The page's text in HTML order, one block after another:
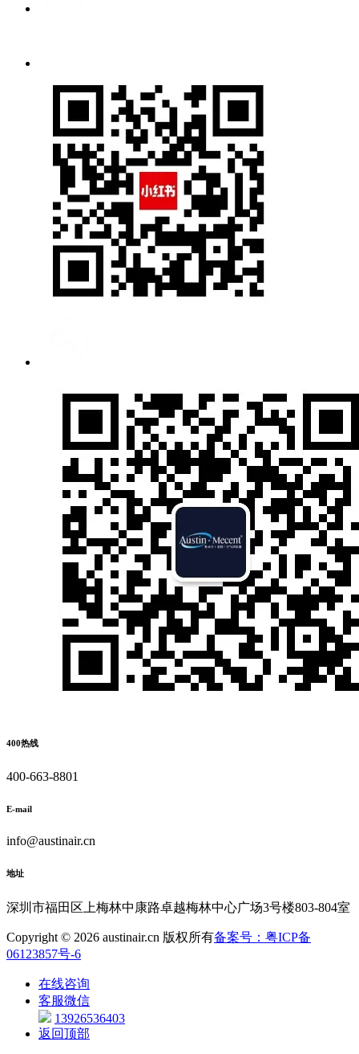
400热线
400-663-8801
E-mail
info@austinair.cn
地址
深圳市福田区上梅林中康路卓越梅林中心广场3号楼803-804室
Copyright © 2026 austinair.cn 版权所有备案号：粤ICP备
06123857号-6
在线咨询
客服微信
13926536403
返回顶部